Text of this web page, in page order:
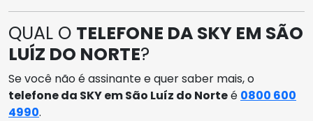
QUAL O TELEFONE DA SKY EM SÃO
LUÍZ DO NORTE?
Se você não é assinante e quer saber mais, o
telefone da SKY em São Luíz do Norteé 0800 600
4990.